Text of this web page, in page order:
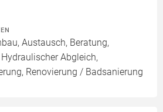
Austausch, Beratung,
Abgleich,
Renovierung / Badsanierung